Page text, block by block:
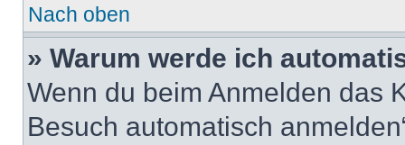
Nach oben
» Warum werde ich
Wenn du beim Anmelden das
Besuch automatisch